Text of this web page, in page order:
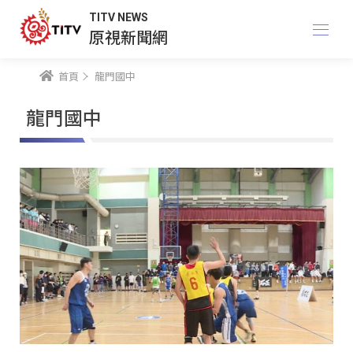
TITV NEWS
原視新聞網
首頁 龍門國中
龍門國中